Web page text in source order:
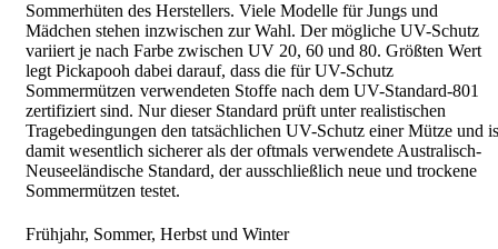
Sommerhüten des Herstellers. Viele Modelle für Jungs und
Mädchen stehen inzwischen zur Wahl. Der mögliche UV-Schutz
variiert je nach Farbe zwischen UV 20, 60 und 80. Größten Wert
legt Pickapooh dabei darauf, dass die für UV-Schutz
Sommermützen verwendeten Stoffe nach dem UV-Standard-801
zertifiziert sind. Nur dieser Standard prüft unter realistischen
Tragebedingungen den tatsächlichen UV-Schutz einer Mütze und
damit wesentlich sicherer als der oftmals verwendete Australisch-
Neuseeländische Standard, der ausschließlich neue und trockene
Sommermützen testet.
Frühjahr, Sommer, Herbst und Winter